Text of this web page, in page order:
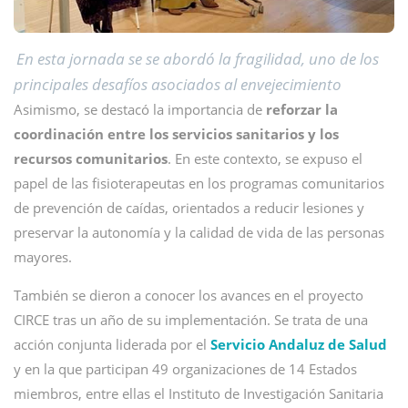
En esta jornada se se abordó la fragilidad, uno de los
principales desafíos asociados al envejecimiento
Asimismo, se destacó la importancia de reforzar la
coordinación entre los servicios sanitarios y los
recursos comunitarios. En este contexto, se expuso el
papel de las fisioterapeutas en los programas comunitarios
de prevención de caídas, orientados a reducir lesiones y
preservar la autonomía y la calidad de vida de las personas
mayores.
También se dieron a conocer los avances en el proyecto
CIRCE tras un año de su implementación. Se trata de una
acción conjunta liderada por el Servicio Andaluz de Salud
y en la que participan 49 organizaciones de 14 Estados
miembros, entre ellas el Instituto de Investigación Sanitaria